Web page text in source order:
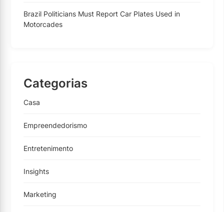
Brazil Politicians Must Report Car Plates Used in
Motorcades
Categorias
Casa
Empreendedorismo
Entretenimento
Insights
Marketing